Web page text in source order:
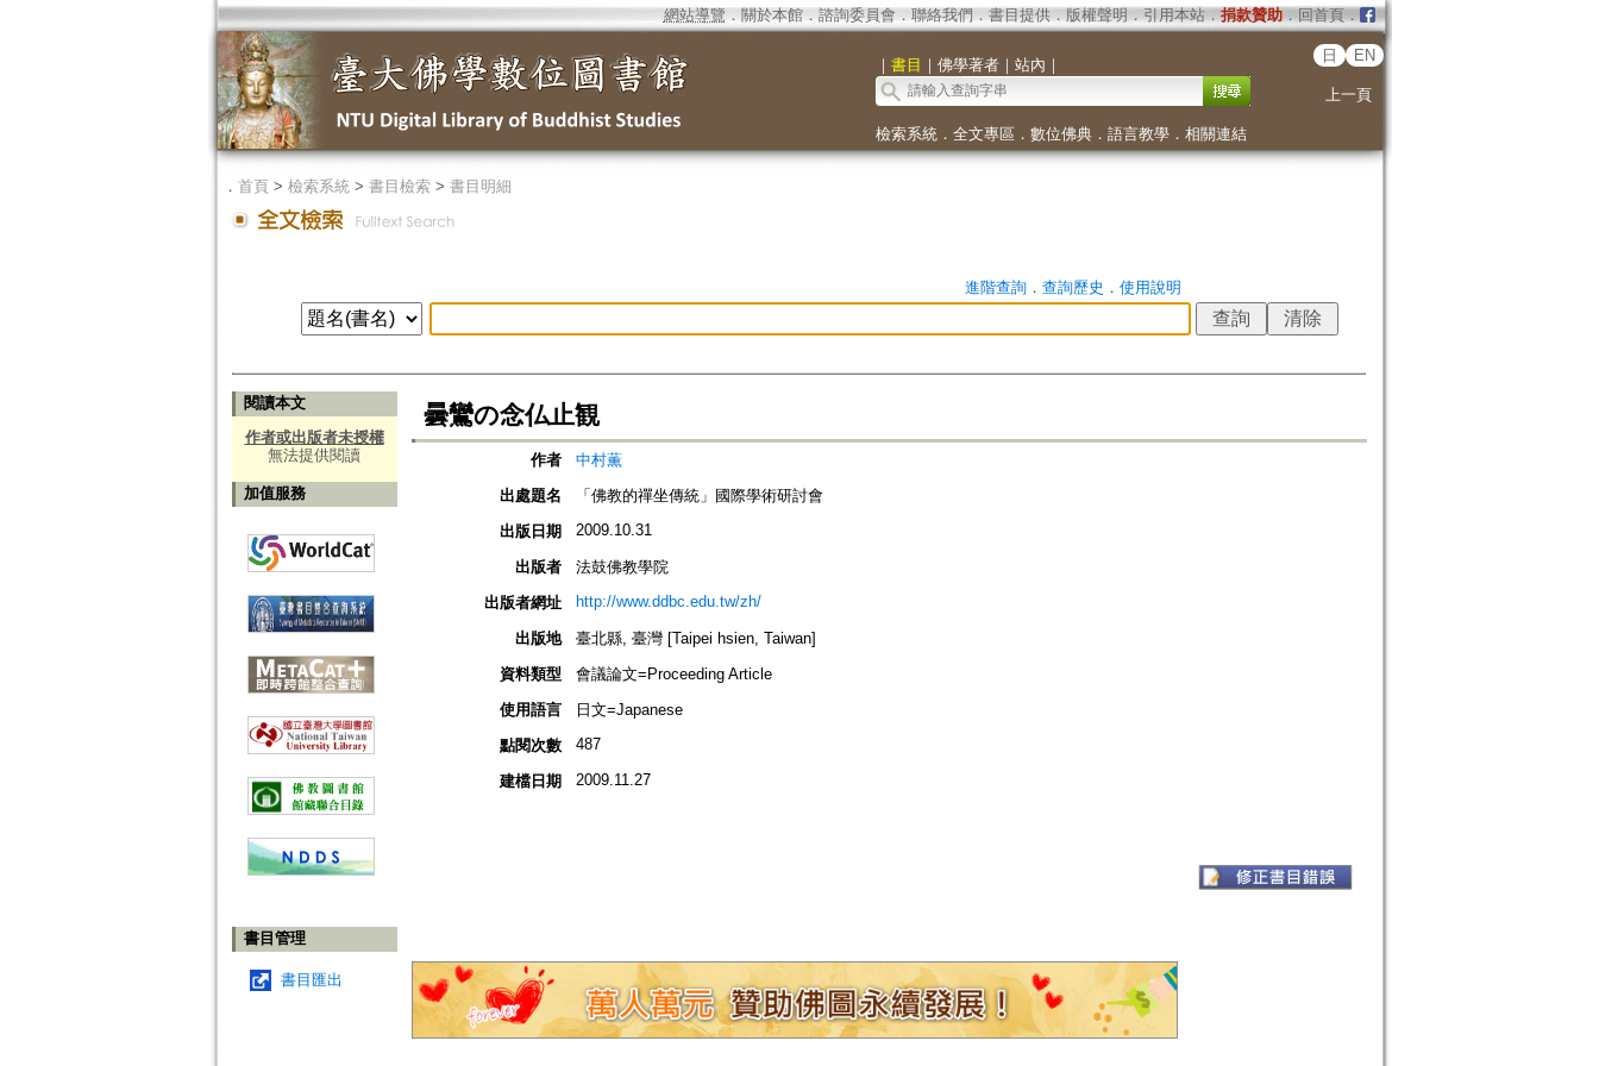
網站導覽 ． 關於本館． 諮詢委員會． 聯絡我們 ． 書目提供． 版權聲明 ． 引用本站． 捐款贊助．回首頁．
｜ 書目 ｜ 佛學著者｜ 站內 ｜
日 EN
上一頁
檢索系統． 全文專區 ． 數位佛典． 語言教學． 相關連結
． 首頁> 檢索系統> 書目檢索> 書目明細
進階查詢． 查詢歷史 ． 使用說明
閱讀本文
作者或出版者未授權
無法提供閱讀
加值服務
書目管理
書目匯出
曇鸞の念仏止観
作者
中村薫
出處題名
「佛教的禪坐傳統」國際學術研討會
出版日期
2009.10.31
出版者
法鼓佛教學院
出版者網址
http://www.ddbc.edu.tw/zh/
出版地
臺北縣, 臺灣 [Taipei hsien, Taiwan]
資料類型
會議論文=Proceeding Article
使用語言
日文=Japanese
點閱次數
487
建檔日期 2009.11.27